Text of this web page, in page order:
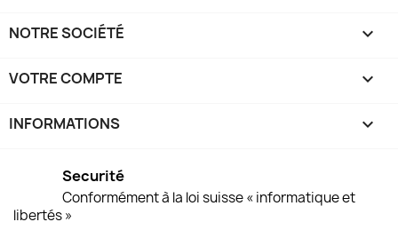
NOTRE SOCIÉTÉ 
VOTRE COMPTE 
INFORMATIONS keyboard_arrow_down
Securité
Conformément à la loi suisse « informatique et
libertés »